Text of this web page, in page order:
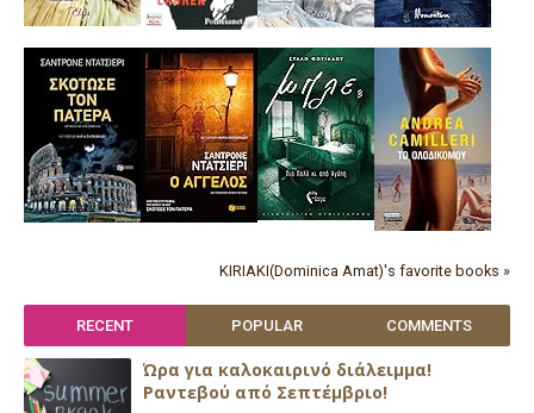
KIRIAKI(Dominica Amat)'s favorite books »
RECENT POPULAR COMMENTS
Ώρα για καλοκαιρινό διάλειμμα!
Ραντεβού από Σεπτέμβριο!